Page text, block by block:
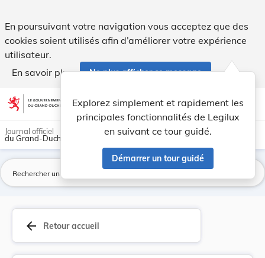
En poursuivant votre navigation vous acceptez que des
cookies soient utilisés afin d’améliorer votre expérience
utilisateur.
En savoir plus
Ne plus afficher ce message
Aller au contenu account_circle help Aide
Explorez simplement et rapidement les
principales fonctionnalités de Legilux
en suivant ce tour guidé.
Démarrer un tour guidé
light_mode dark_mode
Journal officiel
du Grand-Duché de Luxembourg
arrow_back Retour accueil